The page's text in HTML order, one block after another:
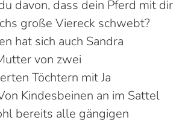
davon, dass dein Pferd mit dir
große Viereck schwebt?
hat sich auch Sandra
von zwei
Töchtern mit Ja
Kindesbeinen an im Sattel
bereits alle gängigen